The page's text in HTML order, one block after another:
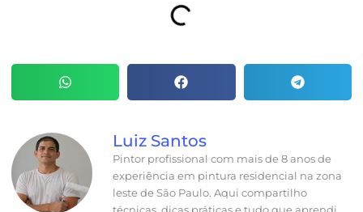
Luiz Santos
Pintor profissional com mais de 8 anos de
experiência em pintura residencial na zona
leste de São Paulo. Aqui compartilho
técnicas, dicas práticas e tudo que aprendi